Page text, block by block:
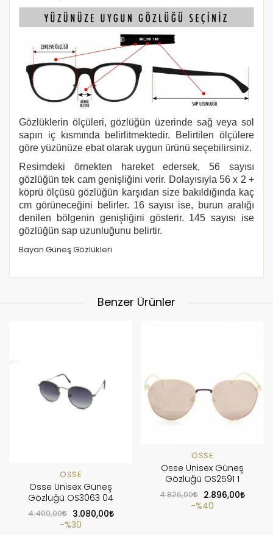
Gözlüklerin ölçüleri, gözlüğün üzerinde sağ veya sol
sapın iç kısmında belirlitmektedir. Belirtilen ölçülere
göre yüzünüze ebat olarak uygun ürünü seçebilirsiniz.
Resimdeki örnekten hareket edersek, 56 sayısı
gözlüğün tek cam genişliğini verir. Dolayısıyla 56 x 2 +
köprü ölçüsü gözlüğün karşıdan size bakıldığında kaç
cm görüneceğini belirler. 16 sayısı ise, burun aralığı
denilen bölgenin genişliğini gösterir. 145 sayısı ise
gözlüğün sap uzunluğunu belirtir.
Bayan Güneş Gözlükleri
Benzer Ürünler
OSSE
Osse Unisex Güneş
Gözlüğü OS3063 04
4.400,00
3.080,00
%30
OSSE
Osse Unisex Güneş
Gözlüğü OS2591 1
4.826,00
2.896,00
%40